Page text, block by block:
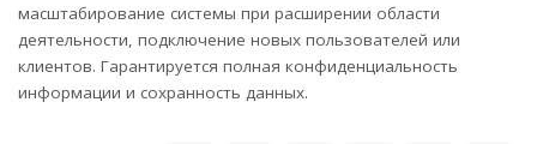
масштабирование системы при расширении области
деятельности, подключение новых пользователей или
клиентов. Гарантируется полная конфиденциальность
информации и сохранность данных.